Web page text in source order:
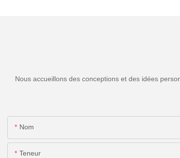
Nous accueillons des conceptions et des idées
Nom
Teneur